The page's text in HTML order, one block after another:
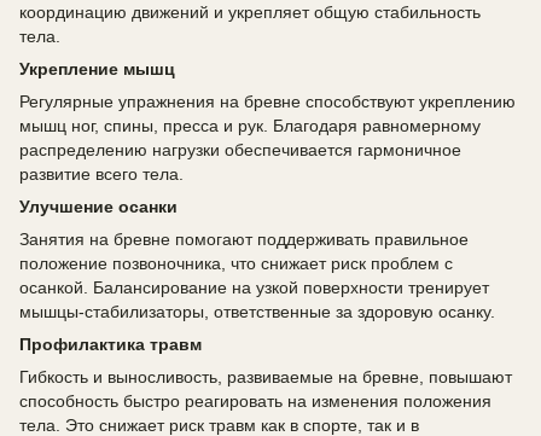
координацию движений и укрепляет общую стабильность
тела.
Укрепление мышц
Регулярные упражнения на бревне способствуют укреплению
мышц ног, спины, пресса и рук. Благодаря равномерному
распределению нагрузки обеспечивается гармоничное
развитие всего тела.
Улучшение осанки
Занятия на бревне помогают поддерживать правильное
положение позвоночника, что снижает риск проблем с
осанкой. Балансирование на узкой поверхности тренирует
мышцы-стабилизаторы, ответственные за здоровую осанку.
Профилактика травм
Гибкость и выносливость, развиваемые на бревне, повышают
способность быстро реагировать на изменения положения
тела. Это снижает риск травм как в спорте, так и в